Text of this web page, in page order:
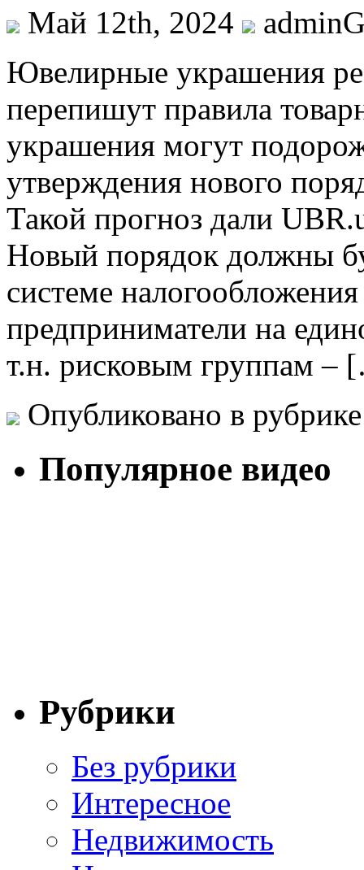
Май 12th, 2024
Ювeлирныe укрaшeния
перепишут правила
украшения могут
утверждения нового
Такой прогноз дали
Новый порядок должны
системе
предприниматели на
т.н. рисковым группам –
Опубликовано в
Популярное видео
Рубрики
Без рубрики
Интересное
Недвижимость